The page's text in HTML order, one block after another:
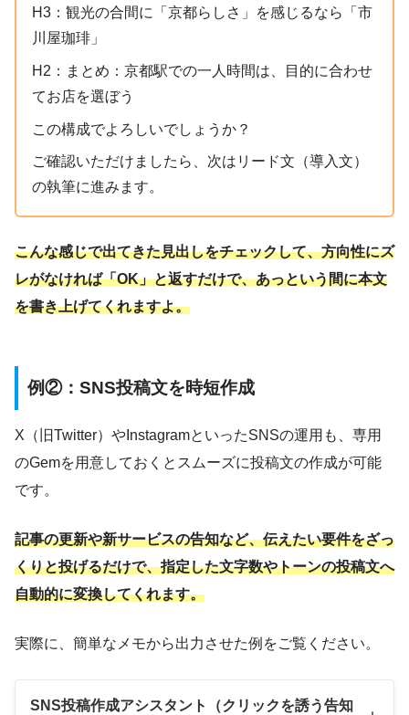
H3：観光の合間に「京都らしさ」を感じるなら「市
川屋珈琲」
H2：まとめ：京都駅での一人時間は、目的に合わせ
てお店を選ぼう
この構成でよろしいでしょうか？
ご確認いただけましたら、次はリード文（導入文）
の執筆に進みます。
こんな感じで出てきた見出しをチェックして、方向性にズ
レがなければ「OK」と返すだけで、あっという間に本文
を書き上げてくれますよ。
例②：SNS投稿文を時短作成
X（旧Twitter）やInstagramといったSNSの運用も、専用
のGemを用意しておくとスムーズに投稿文の作成が可能
です。
記事の更新や新サービスの告知など、伝えたい要件をざっ
くりと投げるだけで、指定した文字数やトーンの投稿文へ
自動的に変換してくれます。
実際に、簡単なメモから出力させた例をご覧ください。
SNS投稿作成アシスタント（クリックを誘う告知